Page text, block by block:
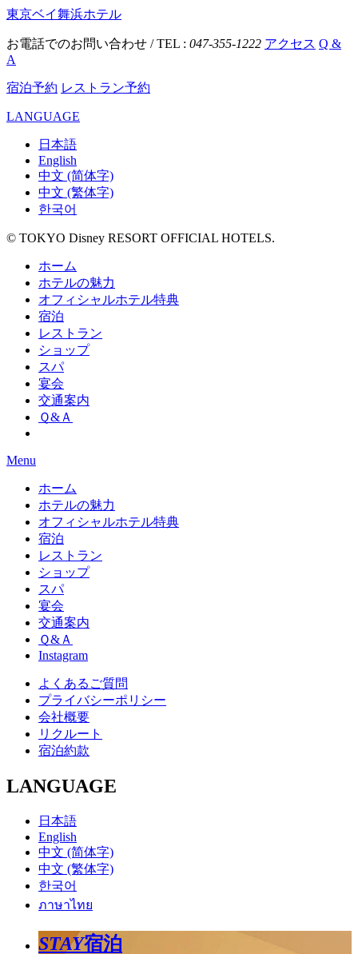
東京ベイ舞浜ホテル
お電話でのお問い合わせ / TEL : 047-355-1222 アクセス Q &
A
宿泊予約 レストラン予約
LANGUAGE
日本語
English
中文 (简体字)
中文 (繁体字)
한국어
© TOKYO Disney RESORT OFFICIAL HOTELS.
ホーム
ホテルの魅力
オフィシャルホテル特典
宿泊
レストラン
ショップ
スパ
宴会
交通案内
Ｑ&Ａ
Menu
ホーム
ホテルの魅力
オフィシャルホテル特典
宿泊
レストラン
ショップ
スパ
宴会
交通案内
Ｑ&Ａ
Instagram
よくあるご質問
プライバシーポリシー
会社概要
リクルート
宿泊約款
LANGUAGE
日本語
English
中文 (简体字)
中文 (繁体字)
한국어
ภาษาไทย
STAY宿泊